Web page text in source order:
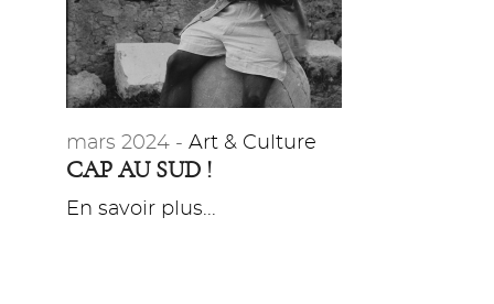
mars 2024 - Art & Culture
CAP AU SUD !
En savoir plus...